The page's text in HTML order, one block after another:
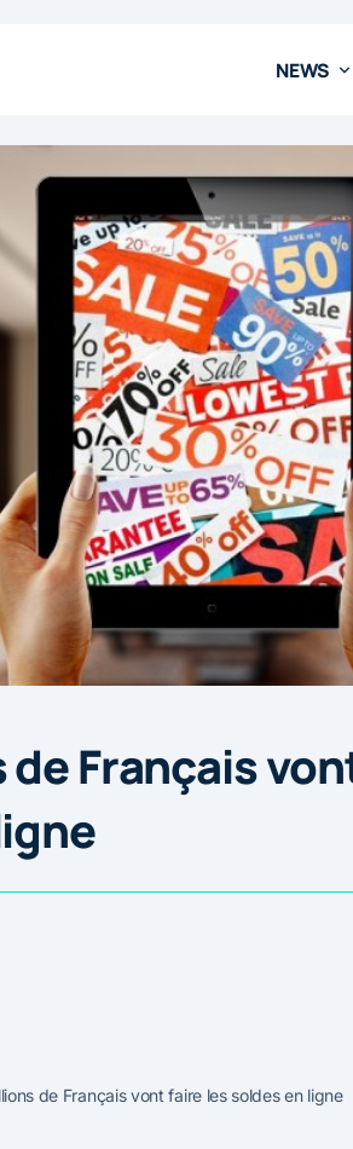
NEWS
Français
de Français vont faire les soldes en ligne